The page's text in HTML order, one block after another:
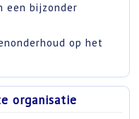
een bijzonder
op het
organisatie